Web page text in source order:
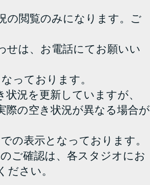
の閲覧のみになります。ご
せは、お電話にてお願いい
っております。
状況を更新していますが、
際の空き状況が異なる場合が
の表示となっております。
ご確認は、各スタジオにお
ださい。